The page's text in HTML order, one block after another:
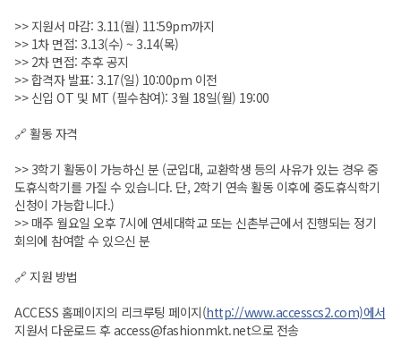
>> 지원서 마감: 3.11(월) 11:59pm까지
>> 1차 면접: 3.13(수) ~ 3.14(목)
>> 2차 면접: 추후 공지
>> 합격자 발표: 3.17(일) 10:00pm 이전
>> 신입 OT 및 MT (필수참여): 3월 18일(월) 19:00
🔗 활동 자격
>> 3학기 활동이 가능하신 분 (군입대, 교환학생 등의 사유가 있는 경우 중
도휴식학기를 가질 수 있습니다. 단, 2학기 연속 활동 이후에 중도휴식학기
신청이 가능합니다.)
>> 매주 월요일 오후 7시에 연세대학교 또는 신촌부근에서 진행되는 정기
회의에 참여할 수 있으신 분
🔗 지원 방법
ACCESS 홈페이지의 리크루팅 페이지(http://www.accesscs2.com)에서
지원서 다운로드 후 access@fashionmkt.net으로 전송